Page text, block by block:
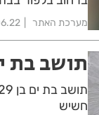
מערכת האתר
תושב בת
חשיש